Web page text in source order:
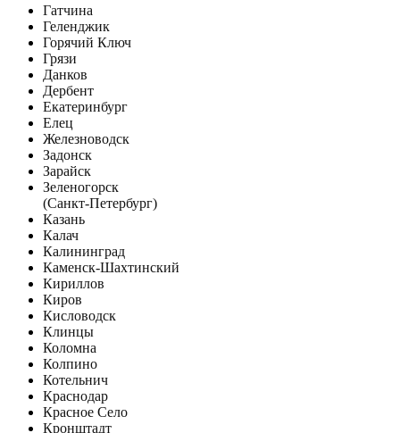
Гатчина
Геленджик
Горячий Ключ
Грязи
Данков
Дербент
Екатеринбург
Елец
Железноводск
Задонск
Зарайск
Зеленогорск
(Санкт-Петербург)
Казань
Калач
Калининград
Каменск-Шахтинский
Кириллов
Киров
Кисловодск
Клинцы
Коломна
Колпино
Котельнич
Краснодар
Красное Село
Кронштадт